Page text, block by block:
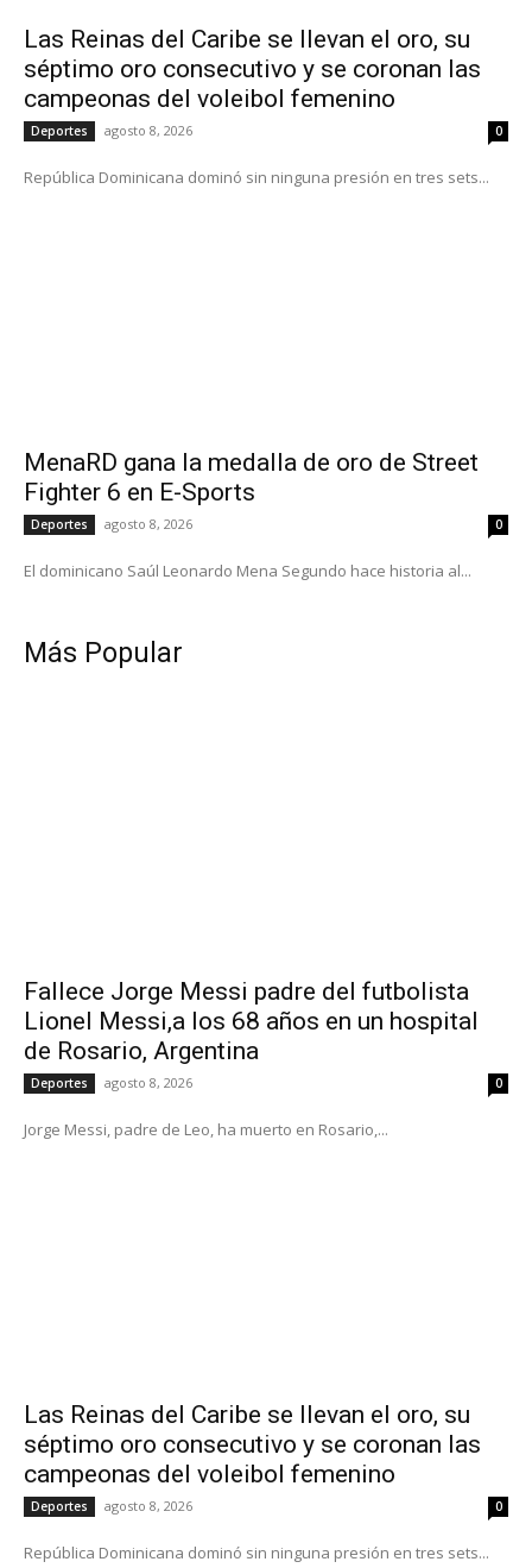
Las Reinas del Caribe se llevan el oro, su
séptimo oro consecutivo y se coronan las
campeonas del voleibol femenino
Deportes agosto 8, 2026 0
República Dominicana dominó sin ninguna presión en tres sets...
MenaRD gana la medalla de oro de Street
Fighter 6 en E-Sports
Deportes agosto 8, 2026 0
El dominicano Saúl Leonardo Mena Segundo hace historia al...
Más Popular
Fallece Jorge Messi padre del futbolista
Lionel Messi,a los 68 años en un hospital
de Rosario, Argentina
Deportes agosto 8, 2026 0
Jorge Messi, padre de Leo, ha muerto en Rosario,...
Las Reinas del Caribe se llevan el oro, su
séptimo oro consecutivo y se coronan las
campeonas del voleibol femenino
Deportes agosto 8, 2026 0
República Dominicana dominó sin ninguna presión en tres sets...